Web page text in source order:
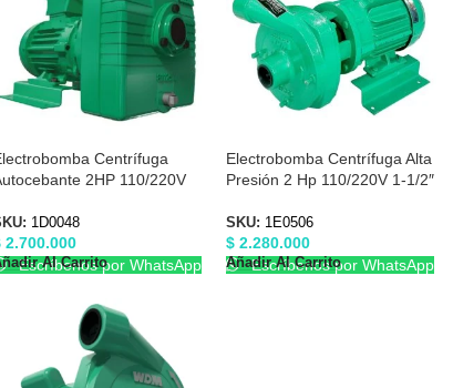
Centrífuga
2HP 110/220V
1D0048
2.700.000
Al Carrito
Escríbenos por WhatsApp
Electrobomba Centrífuga Alta
Presión 2 Hp 110/220V 1-1/2″
SKU: 1E0506
$2.280.000
Añadir Al Carrito
Escríbenos por WhatsApp